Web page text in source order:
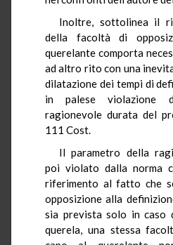
Inoltre, sottolinea il
della facoltà di
querelante comporta
ad altro rito con una
dilatazione dei tempi di
in palese violazione
ragionevole durata del
111 Cost.
Il parametro della
poi violato dalla norma
riferimento al fatto che
opposizione alla
sia prevista solo in caso
querela, una stessa